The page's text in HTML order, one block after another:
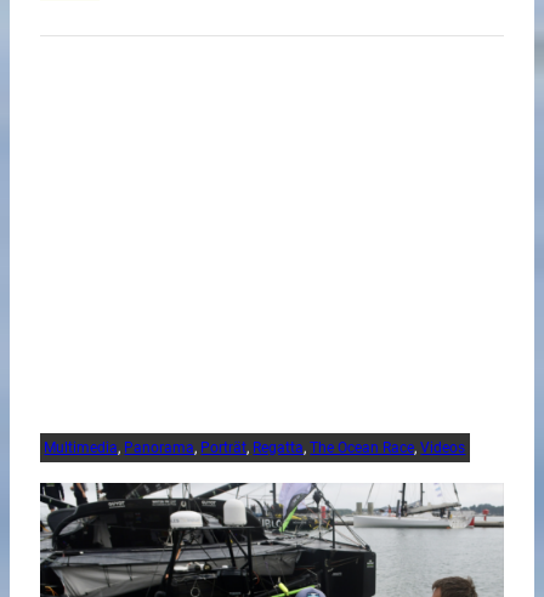
Multimedia, Panorama, Porträt, Regatta, The Ocean Race, Videos